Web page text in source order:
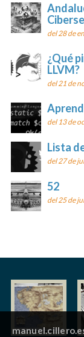
del 28 de
¿Qué
LLVM?
del 21 de
del 13 de
Lista
del 27 de
52
del 25 de